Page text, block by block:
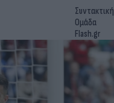
Συντακτική
Ομάδα
Flash.gr